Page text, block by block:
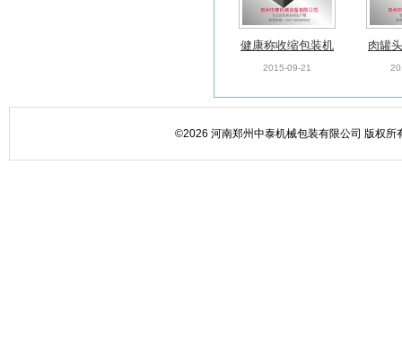
健康称收缩包装机
乒乓球拍包装机 保
2015-09-21
肉罐
鱼罐
©2026 河南郑州中泰机械包装有限公司 版权